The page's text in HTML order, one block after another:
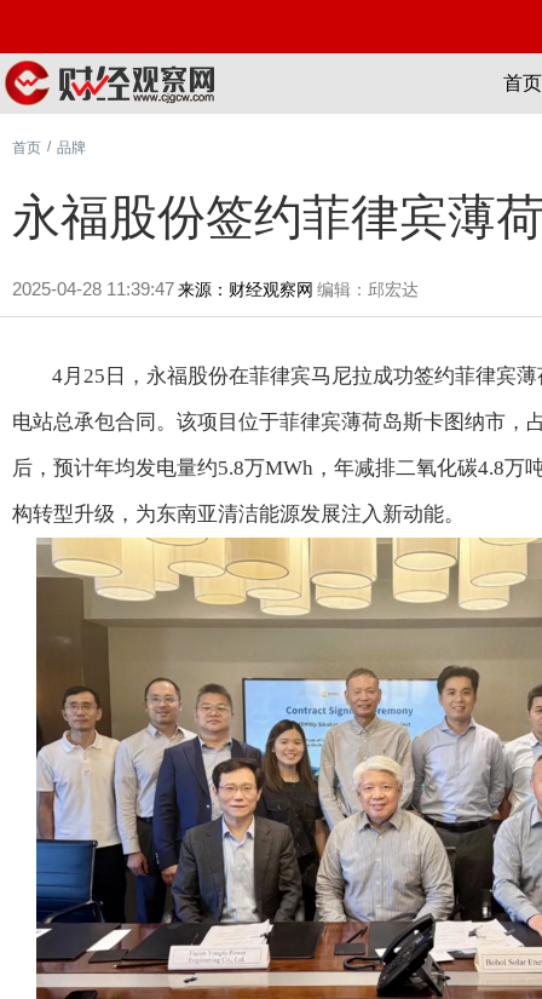
首页
首页 / 品牌
永福股份签约菲律宾薄
2025-04-28 11:39:47来源：财经观察网 编辑：邱宏达
4月25日，永福股份在菲律宾马尼拉成功签约菲律宾
电站总承包合同。该项目位于菲律宾薄荷岛斯卡图纳市，
后，预计年均发电量约5.8万MWh，年减排二氧化碳4.8万
构转型升级，为东南亚清洁能源发展注入新动能。